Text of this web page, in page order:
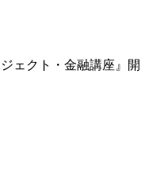
ェクト・金融講座』開